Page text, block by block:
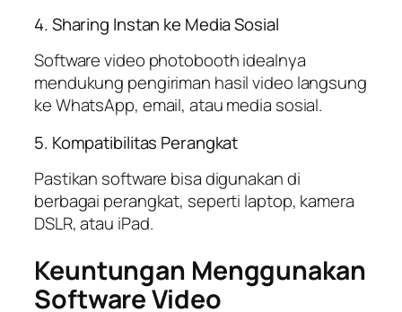
4. Sharing Instan ke Media Sosial
Software video photobooth idealnya
mendukung pengiriman hasil video langsung
ke WhatsApp, email, atau media sosial.
5. Kompatibilitas Perangkat
Pastikan software bisa digunakan di
berbagai perangkat, seperti laptop, kamera
DSLR, atau iPad.
Keuntungan Menggunakan
Software Video